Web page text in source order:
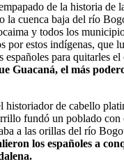
de la historia de
la cuenca baja del río
y todos los
por estos indígenas, que
españoles para quitarles el
Guacaná, el más
historiador de cabello
fundó un poblado con
a las orillas del río
los españoles a